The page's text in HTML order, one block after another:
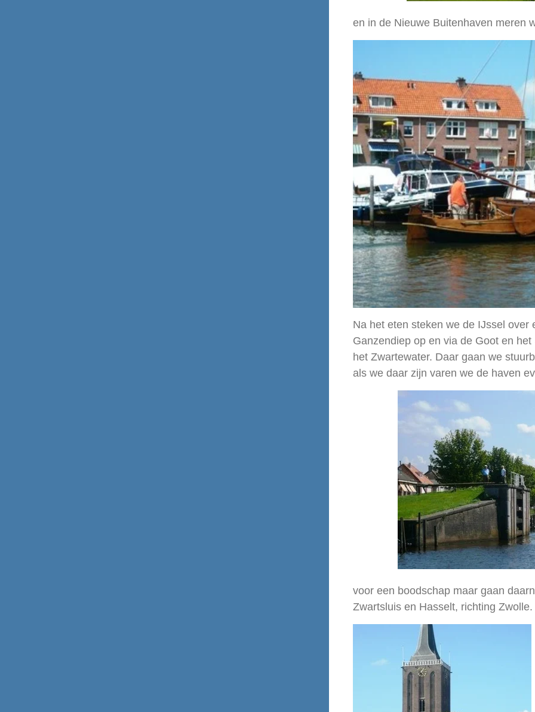
en in de Nieuwe Buitenhaven meren
Na het eten steken we de IJssel
Ganzendiep op en via de Goot en
het Zwartewater. Daar gaan we
als we daar zijn varen we de haven
voor een boodschap maar gaan
Zwartsluis en Hasselt, richting Zwolle.